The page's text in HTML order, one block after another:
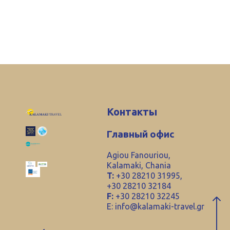
Контакты
Главный офис
Agiou Fanouriou,
Kalamaki, Chania
T: +30 28210 31995,
+30 28210 32184
F: +30 28210 32245
E: info@kalamaki-travel.gr